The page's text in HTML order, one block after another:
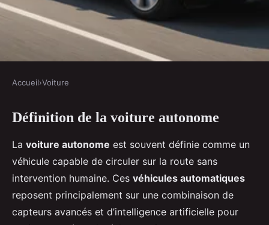
Qu'est-ce qu'une voiture
autonome ?
Louis•13 janvier 2025• 7 min de lecture
Accueil›Voiture
Définition de la voiture autonome
La voiture autonome est souvent définie comme un
véhicule capable de circuler sur la route sans
intervention humaine. Ces véhicules automatiques
reposent principalement sur une combinaison de
capteurs avancés et d’intelligence artificielle pour